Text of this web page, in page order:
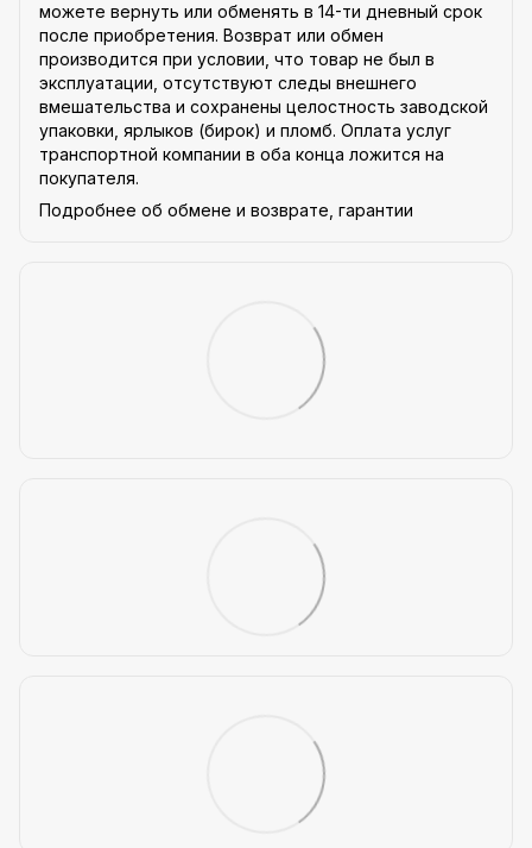
можете вернуть или обменять в 14-ти дневный срок
после приобретения. Возврат или обмен
производится при условии, что товар не был в
эксплуатации, отсутствуют следы внешнего
вмешательства и сохранены целостность заводской
упаковки, ярлыков (бирок) и пломб. Оплата услуг
транспортной компании в оба конца ложится на
покупателя.
Подробнее об обмене и возврате, гарантии